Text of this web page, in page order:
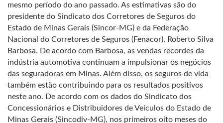
mesmo período do ano passado. As estimativas são do
presidente do Sindicato dos Corretores de Seguros do
Estado de Minas Gerais (Sincor-MG) e da Federação
Nacional do Corretores de Seguros (Fenacor), Roberto Silva
Barbosa. De acordo com Barbosa, as vendas recordes da
indústria automotiva continuam a impulsionar os negócios
das seguradoras em Minas. Além disso, os seguros de vida
também estão contribuindo para os resultados positivos
neste ano. De acordo com os dados do Sindicato dos
Concessionários e Distribuidores de Veículos do Estado de
Minas Gerais (Sincodiv-MG), nos primeiros oito meses do